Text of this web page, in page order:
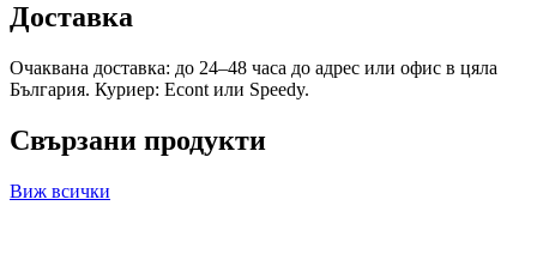
Доставка
Очаквана доставка: до 24–48 часа до адрес или офис в цяла
България. Куриер: Econt или Speedy.
Свързани продукти
Виж всички